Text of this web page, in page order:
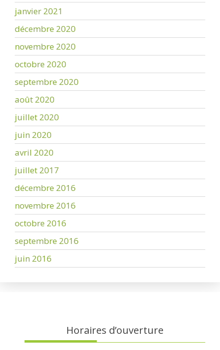
janvier 2021
décembre 2020
novembre 2020
octobre 2020
septembre 2020
août 2020
juillet 2020
juin 2020
avril 2020
juillet 2017
décembre 2016
novembre 2016
octobre 2016
septembre 2016
juin 2016
Horaires d’ouverture